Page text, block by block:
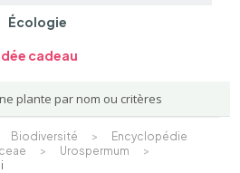
Écologie
cadeau
plante par nom ou critères
Biodiversité >
Encyclopédie
> Urospermum
>